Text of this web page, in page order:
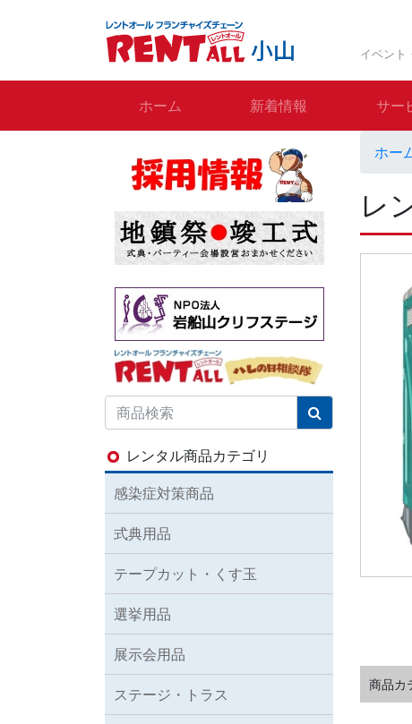
イベント
ホーム 新着情報 サー
ホー
レ
商品カ
レンタル商品カテゴリ
感染症対策商品
式典用品
テープカット・くす玉
選挙用品
展示会用品
ステージ・トラス